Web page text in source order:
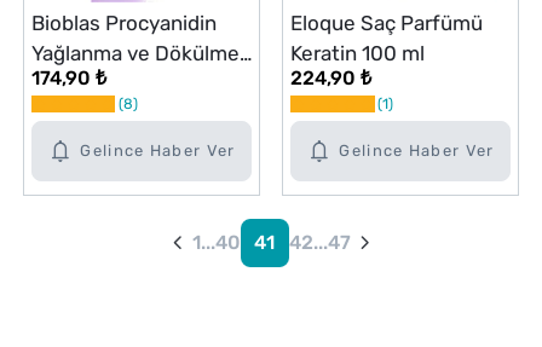
Gelince Haber Ver
Bioblas Procyanidin
Yağlanma ve Dökülme
Karşıtı Şampuan 360
ml
174,90 ₺
8
Gelince Haber Ver
Eloque Saç Parfümü
Keratin 100 ml
224,90 ₺
1
1...40 41 42...47